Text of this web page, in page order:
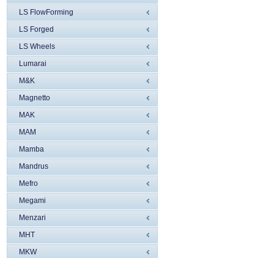
LS FlowForming
LS Forged
LS Wheels
Lumarai
M&K
Magnetto
MAK
MAM
Mamba
Mandrus
Mefro
Megami
Menzari
MHT
MKW